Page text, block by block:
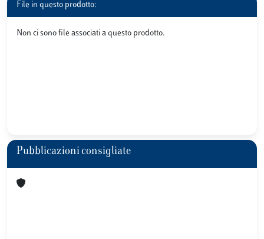
File in questo prodotto:
Non ci sono file associati a questo prodotto.
Pubblicazioni consigliate